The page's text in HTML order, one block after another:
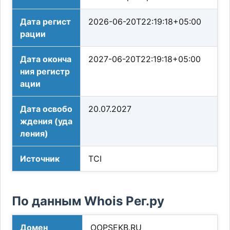
Дата регист
рации
2026-06-20T22:19:18+05:00
Дата оконча
ния регистр
ации
2027-06-20T22:19:18+05:00
Дата освобо
ждения (уда
ления)
20.07.2027
Источник TCI
По данным Whois Рег.ру
Домен OOPSEKB.RU